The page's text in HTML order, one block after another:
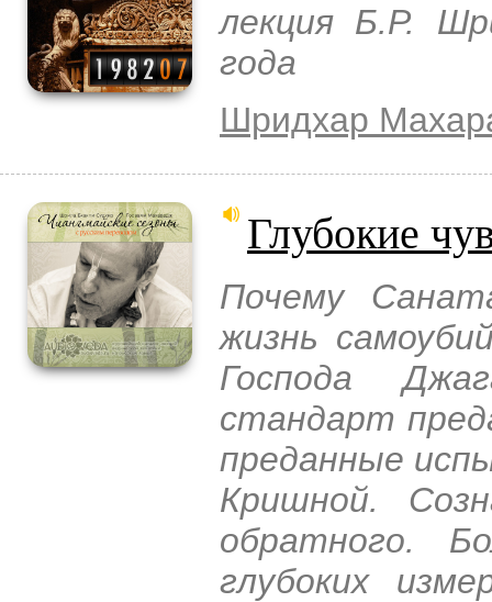
лекция Б.Р.
года
Шридхар
Глубокие
Почему
жизнь
Господа
стандарт
преданные
Кришной.
обратного.
глубоких